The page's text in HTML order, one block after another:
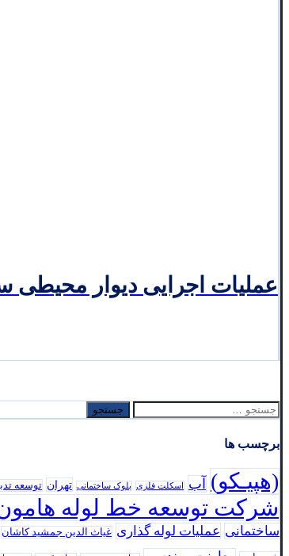
عملیات اجرایی دیوار محیطی
جستجو
برای:
برچسب ها
(هپیـکو) آب اسکلت فلزی بلوک ساختمانی تهران توسعه
شرکت توسعه خط لوله
ساختمانی عملیات لوله گذاری غیاث الدین جمشید کاشان